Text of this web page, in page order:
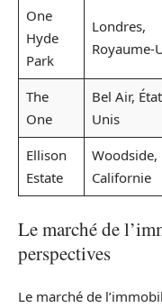
One
Hyde
Park
Londres,
Royaume-
The
One
Bel Air,
Unis
Ellison
Estate
Woodside,
Californie
Le marché de
perspectives
Le marché de